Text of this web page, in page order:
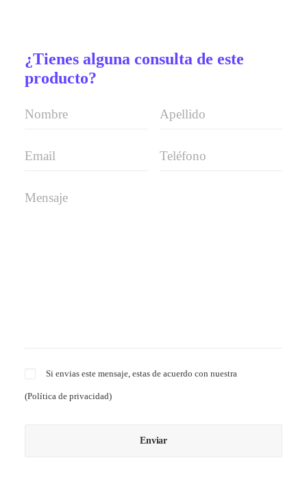
¿Tienes alguna consulta de este
producto?
Si envias este mensaje, estas de acuerdo con nuestra
(Política de privacidad)